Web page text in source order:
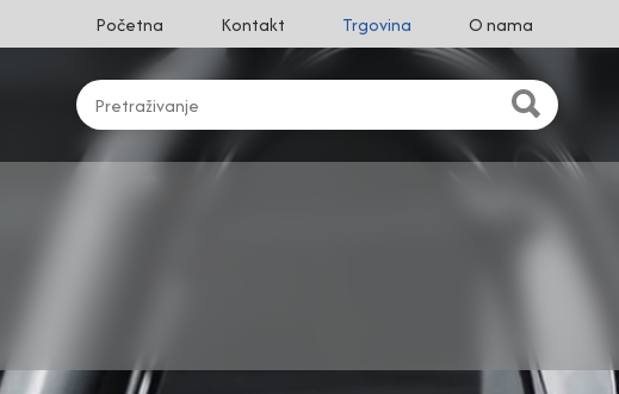
Početna Kontakt Trgovina O nama